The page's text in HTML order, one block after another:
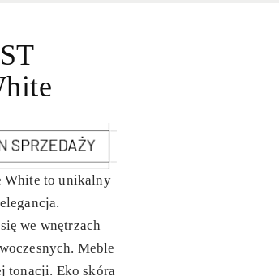
Kuchnie
White to unikalny
we wnętrzach
Meble
tonacji. Eko skóra